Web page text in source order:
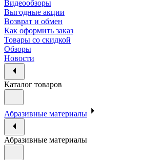
Видеообзоры
Выгодные акции
Возврат и обмен
Как оформить заказ
Товары со скидкой
Обзоры
Новости
Каталог товаров
Абразивные материалы
Абразивные материалы